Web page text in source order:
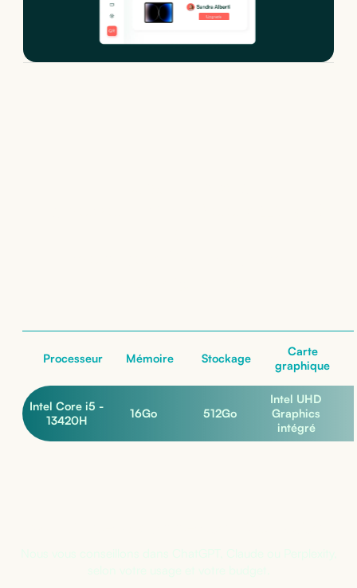
Processeur Mémoire Stockage
Carte
graphique
Intel Core i5 -
13420H
16Go 512Go
Intel UHD
Graphics
intégré